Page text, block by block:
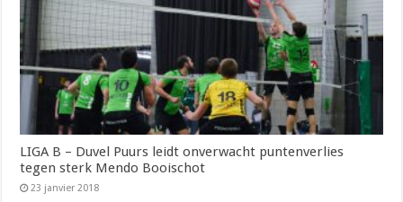
LIGA B – Duvel Puurs leidt onverwacht puntenverlies
tegen sterk Mendo Booischot
23 janvier 2018